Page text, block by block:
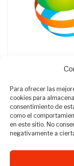
Para ofrecer las
cookies para
consentimiento de
como el
en este sitio. No
negativamente a